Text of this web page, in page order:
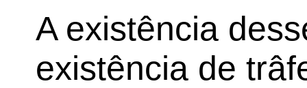
A existência
existência de